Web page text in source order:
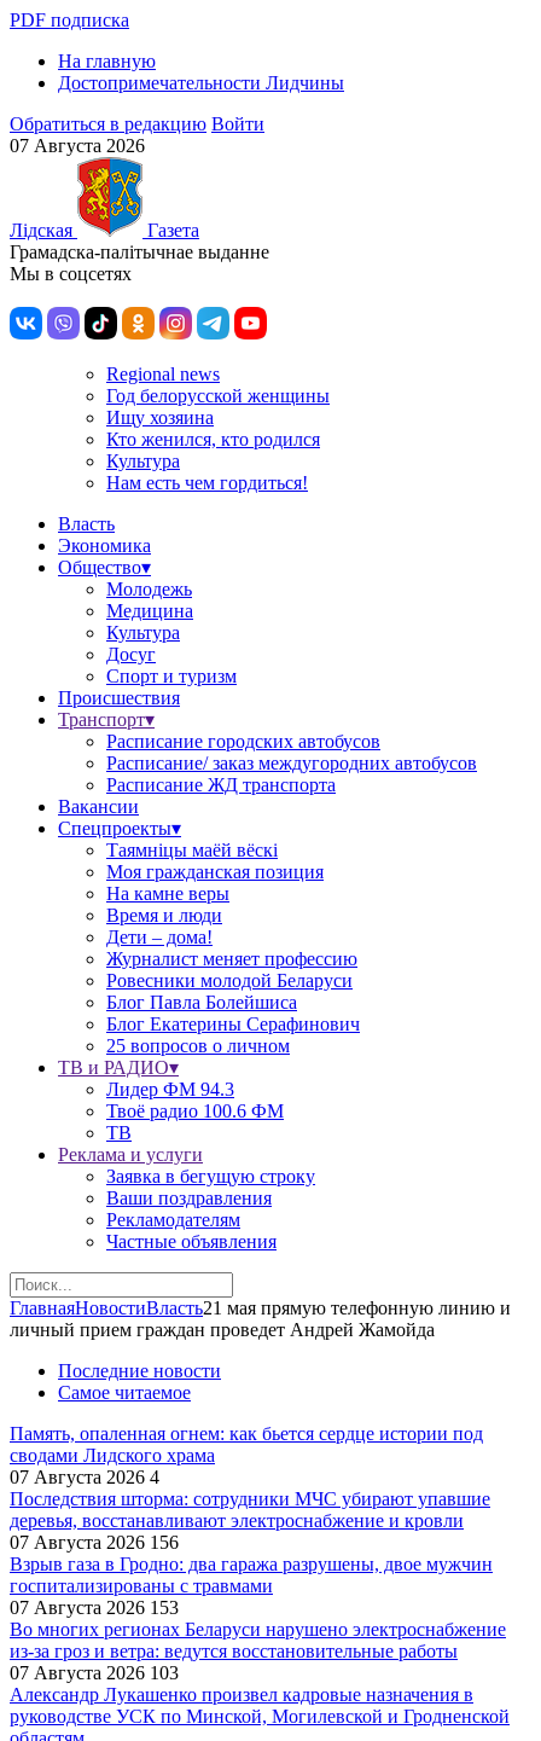
PDF подписка
На главную
Достопримечательности Лидчины
Обратиться в редакцию Войти
07 Августа 2026
Лiдская
Газета
Грамадска-палiтычнае выданне
Мы в соцсетях
Regional news
Год белорусской женщины
Ищу хозяина
Кто женился, кто родился
Культура
Нам есть чем гордиться!
Власть
Экономика
Общество▾
Молодежь
Медицина
Культура
Досуг
Спорт и туризм
Происшествия
Транспорт▾
Расписание городских автобусов
Расписание/ заказ междугородних автобусов
Расписание ЖД транспорта
Вакансии
Спецпроекты▾
Таямніцы маёй вёскі
Моя гражданская позиция
На камне веры
Время и люди
Дети – дома!
Журналист меняет профессию
Ровесники молодой Беларуси
Блог Павла Болейшиса
Блог Екатерины Серафинович
25 вопросов о личном
ТВ и РАДИО▾
Лидер ФМ 94.3
Твоё радио 100.6 ФМ
ТВ
Реклама и услуги
Заявка в бегущую строку
Ваши поздравления
Рекламодателям
Частные объявления
ГлавнаяНовостиВласть21 мая прямую телефонную линию и
личный прием граждан проведет Андрей Жамойда
Последние новости
Самое читаемое
Память, опаленная огнем: как бьется сердце истории под
сводами Лидского храма
07 Августа 2026 4
Последствия шторма: сотрудники МЧС убирают упавшие
деревья, восстанавливают электроснабжение и кровли
07 Августа 2026 156
Взрыв газа в Гродно: два гаража разрушены, двое мужчин
госпитализированы с травмами
07 Августа 2026 153
Во многих регионах Беларуси нарушено электроснабжение
из-за гроз и ветра: ведутся восстановительные работы
07 Августа 2026 103
Александр Лукашенко произвел кадровые назначения в
руководстве УСК по Минской, Могилевской и Гродненской